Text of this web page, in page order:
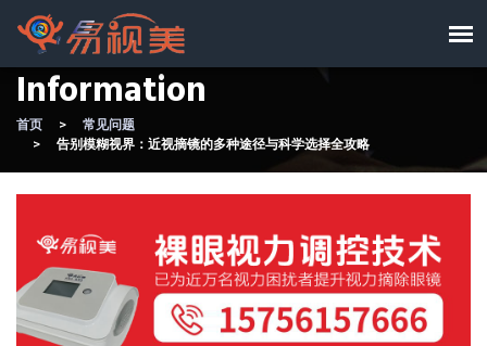
Information
首页
常见问题
告别模糊视界：近视摘镜的多种途径与科学选择全攻略